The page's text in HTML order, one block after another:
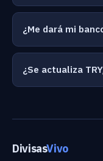
¿Me dará mi
¿Se actualiza
DivisasVivo